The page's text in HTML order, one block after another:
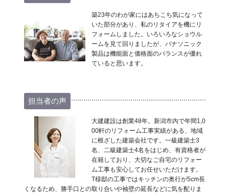
築23年のわが家にはあちこち気になって
いた部分があり、私のリタイアを機にリ
フォームしました。いろいろなショウル
ームを見て回りましたが、パナソニック
製品は機能面と価格面のバランスが優れ
ていると思います。
担当者の声
大建建設は創業48年。新潟市内で年間1,0
00軒のリフォーム工事実績がある、地域
に根ざした建築会社です。一級建築士3
名、二級建築士4名をはじめ、有資格者が
在籍しており、大切なご自宅のリフォー
ム工事も安心してお任せいただけます。
T様邸の工事ではキッチンの奥行が5cm長
くなるため、勝手口との取り合いや袖壁の延長などに気を配りま